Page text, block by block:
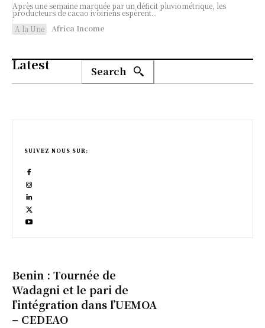
Après une semaine marquée par un déficit pluviométrique, les
producteurs de cacao ivoiriens espèrent...
A la Une
Africa Income
Latest Search
Benin : Tournée de
Wadagni et le pari de
l’intégration dans l’UEMOA
– CEDEAO
SUIVEZ NOUS SUR: